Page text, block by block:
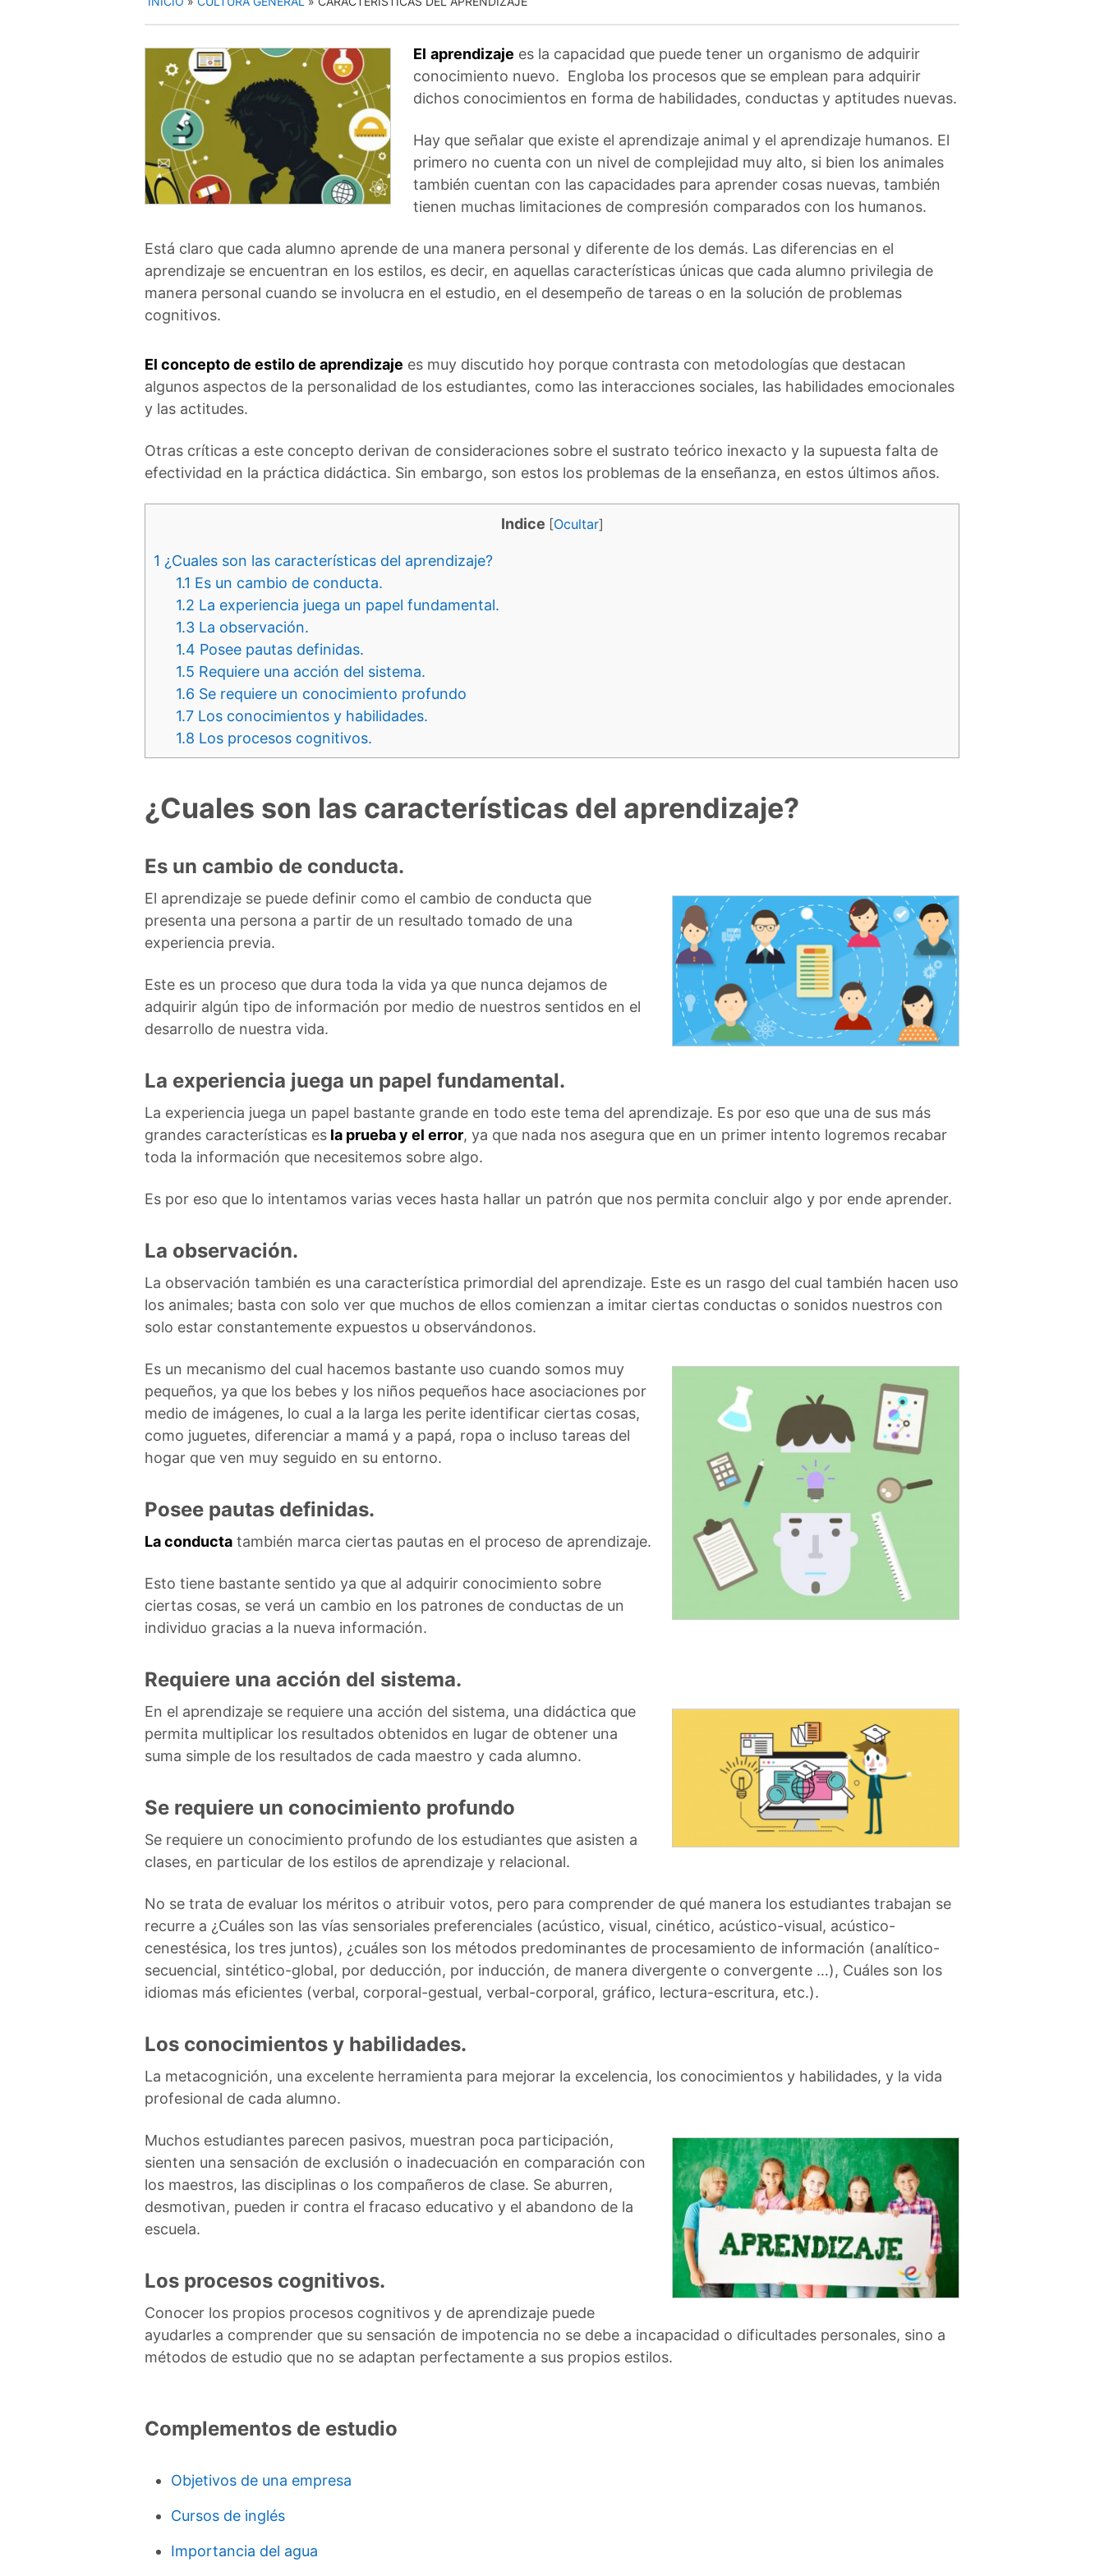
El aprendizaje es la capacidad que puede tener un organismo de adquirir
conocimiento nuevo. Engloba los procesos que se emplean para adquirir
dichos conocimientos en forma de habilidades, conductas y aptitudes nuevas.
Hay que señalar que existe el aprendizaje animal y el aprendizaje humanos. El
primero no cuenta con un nivel de complejidad muy alto, si bien los animales
también cuentan con las capacidades para aprender cosas nuevas, también
tienen muchas limitaciones de compresión comparados con los humanos.
Está claro que cada alumno aprende de una manera personal y diferente de los demás. Las diferencias en el
aprendizaje se encuentran en los estilos, es decir, en aquellas características únicas que cada alumno privilegia de
manera personal cuando se involucra en el estudio, en el desempeño de tareas o en la solución de problemas
cognitivos.
El concepto de estilo de aprendizaje es muy discutido hoy porque contrasta con metodologías que destacan
algunos aspectos de la personalidad de los estudiantes, como las interacciones sociales, las habilidades emocionales
y las actitudes.
Otras críticas a este concepto derivan de consideraciones sobre el sustrato teórico inexacto y la supuesta falta de
efectividad en la práctica didáctica. Sin embargo, son estos los problemas de la enseñanza, en estos últimos años.
Indice [Ocultar]
1 ¿Cuales son las características del aprendizaje?
1.1 Es un cambio de conducta.
1.2 La experiencia juega un papel fundamental.
1.3 La observación.
1.4 Posee pautas definidas.
1.5 Requiere una acción del sistema.
1.6 Se requiere un conocimiento profundo
1.7 Los conocimientos y habilidades.
1.8 Los procesos cognitivos.
¿Cuales son las características del aprendizaje?
Es un cambio de conducta.
El aprendizaje se puede definir como el cambio de conducta que
presenta una persona a partir de un resultado tomado de una
experiencia previa.
Este es un proceso que dura toda la vida ya que nunca dejamos de
adquirir algún tipo de información por medio de nuestros sentidos en el
desarrollo de nuestra vida.
La experiencia juega un papel fundamental.
La experiencia juega un papel bastante grande en todo este tema del aprendizaje. Es por eso que una de sus más
grandes características es la prueba y el error, ya que nada nos asegura que en un primer intento logremos recabar
toda la información que necesitemos sobre algo.
Es por eso que lo intentamos varias veces hasta hallar un patrón que nos permita concluir algo y por ende aprender.
La observación.
La observación también es una característica primordial del aprendizaje. Este es un rasgo del cual también hacen uso
los animales; basta con solo ver que muchos de ellos comienzan a imitar ciertas conductas o sonidos nuestros con
solo estar constantemente expuestos u observándonos.
Es un mecanismo del cual hacemos bastante uso cuando somos muy
pequeños, ya que los bebes y los niños pequeños hace asociaciones por
medio de imágenes, lo cual a la larga les perite identificar ciertas cosas,
como juguetes, diferenciar a mamá y a papá, ropa o incluso tareas del
hogar que ven muy seguido en su entorno.
Posee pautas definidas.
La conducta también marca ciertas pautas en el proceso de aprendizaje.
Esto tiene bastante sentido ya que al adquirir conocimiento sobre
ciertas cosas, se verá un cambio en los patrones de conductas de un
individuo gracias a la nueva información.
Requiere una acción del sistema.
En el aprendizaje se requiere una acción del sistema, una didáctica que
permita multiplicar los resultados obtenidos en lugar de obtener una
suma simple de los resultados de cada maestro y cada alumno.
Se requiere un conocimiento profundo
Se requiere un conocimiento profundo de los estudiantes que asisten a
clases, en particular de los estilos de aprendizaje y relacional.
No se trata de evaluar los méritos o atribuir votos, pero para comprender de qué manera los estudiantes trabajan se
recurre a ¿Cuáles son las vías sensoriales preferenciales (acústico, visual, cinético, acústico-visual, acústico-
cenestésica, los tres juntos), ¿cuáles son los métodos predominantes de procesamiento de información (analítico-
secuencial, sintético-global, por deducción, por inducción, de manera divergente o convergente …), Cuáles son los
idiomas más eficientes (verbal, corporal-gestual, verbal-corporal, gráfico, lectura-escritura, etc.).
Los conocimientos y habilidades.
La metacognición, una excelente herramienta para mejorar la excelencia, los conocimientos y habilidades, y la vida
profesional de cada alumno.
Muchos estudiantes parecen pasivos, muestran poca participación,
sienten una sensación de exclusión o inadecuación en comparación con
los maestros, las disciplinas o los compañeros de clase. Se aburren,
desmotivan, pueden ir contra el fracaso educativo y el abandono de la
escuela.
Los procesos cognitivos.
Conocer los propios procesos cognitivos y de aprendizaje puede
ayudarles a comprender que su sensación de impotencia no se debe a incapacidad o dificultades personales, sino a
métodos de estudio que no se adaptan perfectamente a sus propios estilos.
Complementos de estudio
Objetivos de una empresa
Cursos de inglés
Importancia del agua